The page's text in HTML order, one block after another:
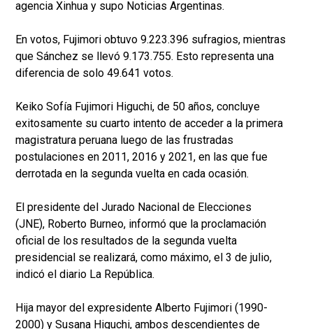
agencia Xinhua y supo Noticias Argentinas.
En votos, Fujimori obtuvo 9.223.396 sufragios, mientras
que Sánchez se llevó 9.173.755. Esto representa una
diferencia de solo 49.641 votos.
Keiko Sofía Fujimori Higuchi, de 50 años, concluye
exitosamente su cuarto intento de acceder a la primera
magistratura peruana luego de las frustradas
postulaciones en 2011, 2016 y 2021, en las que fue
derrotada en la segunda vuelta en cada ocasión.
El presidente del Jurado Nacional de Elecciones
(JNE), Roberto Burneo, informó que la proclamación
oficial de los resultados de la segunda vuelta
presidencial se realizará, como máximo, el 3 de julio,
indicó el diario La República.
Hija mayor del expresidente Alberto Fujimori (1990-
2000) y Susana Higuchi, ambos descendientes de